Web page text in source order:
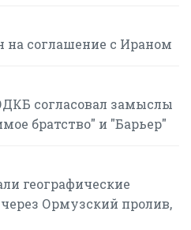
на соглашение с Ираном
согласовал замыслы
братство" и "Барьер"
географические
Ормузский пролив,